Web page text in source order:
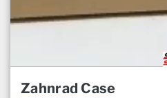
Zahnrad Case